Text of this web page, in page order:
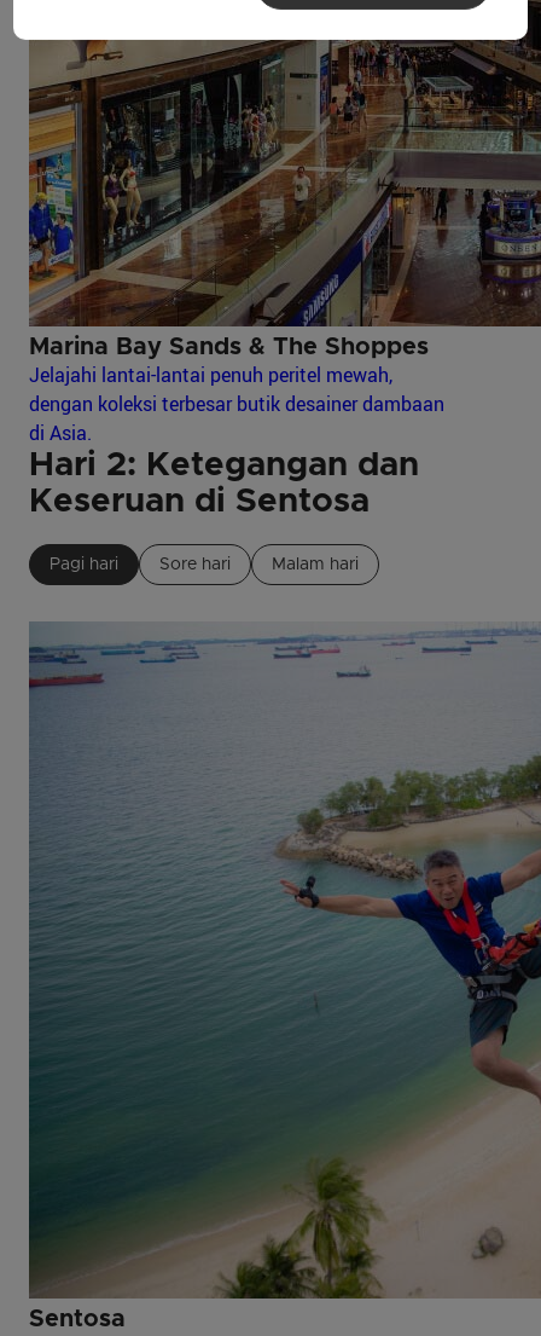
Marina Bay Sands & The Shoppes
Jelajahi lantai-lantai penuh peritel mewah,
dengan koleksi terbesar butik desainer dambaan
di Asia.
Hari 2: Ketegangan dan
Keseruan di Sentosa
Pagi hari Sore hari Malam hari
Sentosa